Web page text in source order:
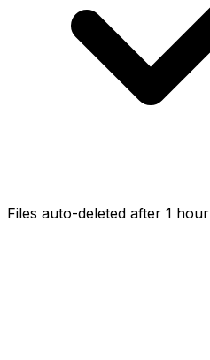
Files auto-deleted after 1 hour